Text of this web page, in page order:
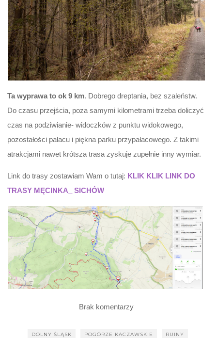
Ta wyprawa to ok 9 km. Dobrego dreptania, bez szaleństw.
Do czasu przejścia, poza samymi kilometrami trzeba doliczyć
czas na podziwianie- widoczków z punktu widokowego,
pozostałości pałacu i piękna parku przypałacowego. Z takimi
atrakcjami nawet krótsza trasa zyskuje zupełnie inny wymiar.
Link do trasy zostawiam Wam o tutaj: KLIK KLIK LINK DO
TRASY MĘCINKA_ SICHÓW
Brak komentarzy
DOLNY ŚLĄSK POGÓRZE KACZAWSKIE RUINY